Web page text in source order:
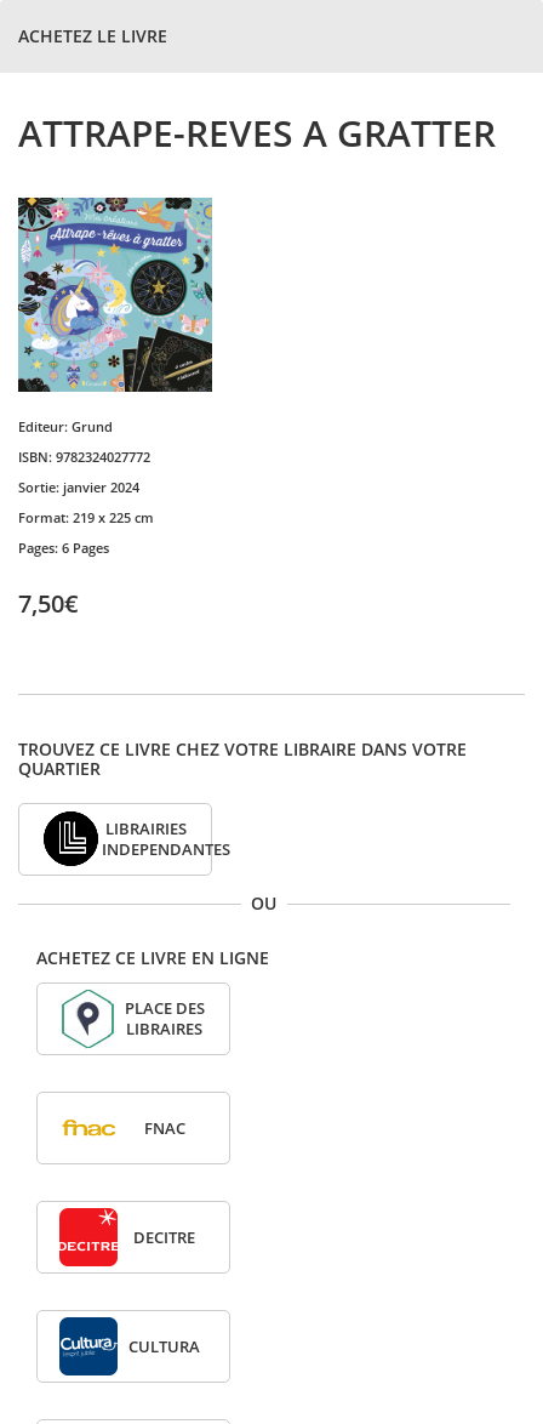
ACHETEZ LE LIVRE
ATTRAPE-REVES A GRATTER
Editeur: Grund
ISBN: 9782324027772
Sortie: janvier 2024
Format: 219 x 225 cm
Pages: 6 Pages
7,50€
TROUVEZ CE LIVRE CHEZ VOTRE LIBRAIRE DANS VOTRE
QUARTIER
LIBRAIRIES
INDEPENDANTES
OU
ACHETEZ CE LIVRE EN LIGNE
PLACE DES
LIBRAIRES
FNAC
DECITRE
CULTURA